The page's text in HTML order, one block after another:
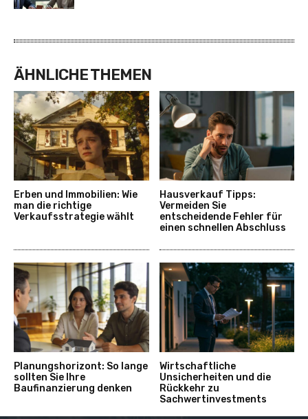
ÄHNLICHE THEMEN
Erben und Immobilien: Wie
man die richtige
Verkaufsstrategie wählt
Hausverkauf Tipps:
Vermeiden Sie
entscheidende Fehler für
einen schnellen Abschluss
Planungshorizont: So lange
sollten Sie Ihre
Baufinanzierung denken
Wirtschaftliche
Unsicherheiten und die
Rückkehr zu
Sachwertinvestments